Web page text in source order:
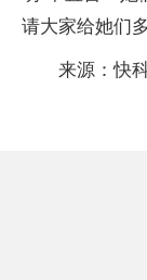
请大家给她们
来源：快